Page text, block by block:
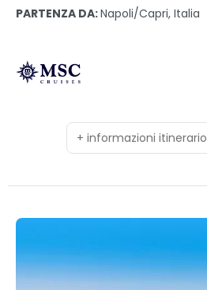
PARTENZA DA:Napoli/capri, Italia
+ informazioni itinerario